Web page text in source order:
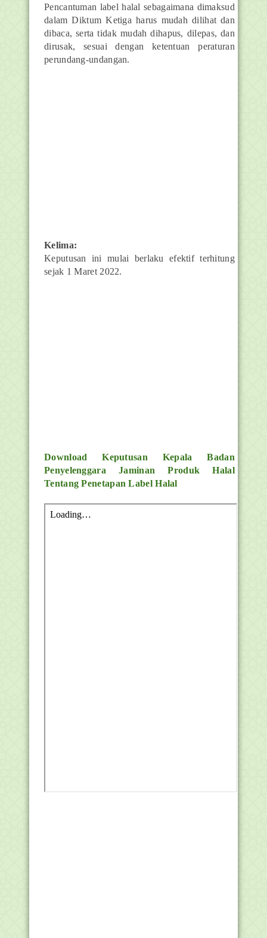
Pencantuman label halal sebagaimana dimaksud
dalam Diktum Ketiga harus mudah dilihat dan
dibaca, serta tidak mudah dihapus, dilepas, dan
dirusak, sesuai dengan ketentuan peraturan
perundang-undangan.
Kelima:
Keputusan ini mulai berlaku efektif terhitung
sejak 1 Maret 2022.
DownloadKeputusan Kepala Badan
Penyelenggara Jaminan Produk Halal
Tentang Penetapan Label Halal